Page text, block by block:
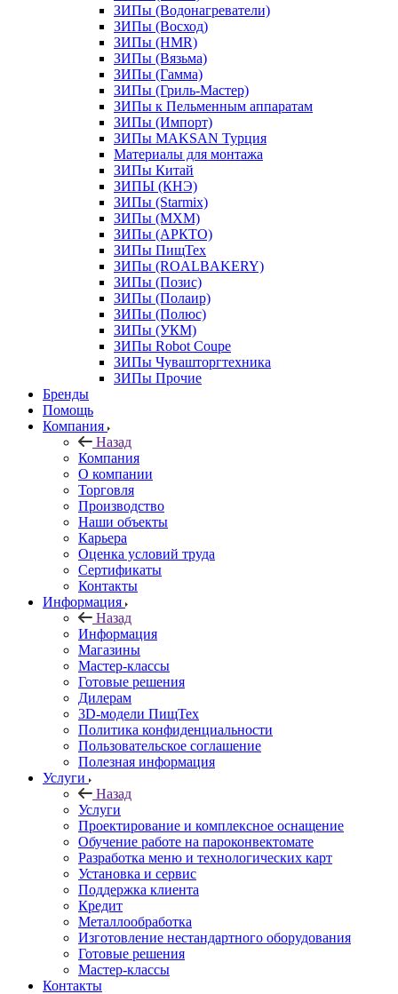
ЗИПы (Водонагреватели)
ЗИПы (Восход)
ЗИПы (HMR)
ЗИПы (Вязьма)
ЗИПы (Гамма)
ЗИПы (Гриль-Мастер)
ЗИПы к Пельменным аппаратам
ЗИПы (Импорт)
ЗИПы MAKSAN Турция
Материалы для монтажа
ЗИПы Китай
ЗИПЫ (КНЭ)
ЗИПы (Starmix)
ЗИПы (МХМ)
ЗИПы (АРКТО)
ЗИПы ПищТех
ЗИПы (ROALBAKERY)
ЗИПы (Позис)
ЗИПы (Полаир)
ЗИПы (Полюс)
ЗИПы (УКМ)
ЗИПы Robot Coupe
ЗИПы Чувашторгтехника
ЗИПы Прочие
Бренды
Помощь
Компания
Назад
Компания
О компании
Торговля
Производство
Наши объекты
Карьера
Оценка условий труда
Сертификаты
Контакты
Информация
Назад
Информация
Магазины
Мастер-классы
Готовые решения
Дилерам
3D-модели ПищТех
Политика конфиденциальности
Пользовательское соглашение
Полезная информация
Услуги
Назад
Услуги
Проектирование и комплексное оснащение
Обучение работе на пароконвектомате
Разработка меню и технологических карт
Установка и сервис
Поддержка клиента
Кредит
Металлообработка
Изготовление нестандартного оборудования
Готовые решения
Мастер-классы
Контакты